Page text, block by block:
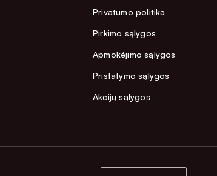
Privatumo politika
Pirkimo sąlygos
Apmokėjimo sąlygos
Pristatymo sąlygos
Akcijų sąlygos